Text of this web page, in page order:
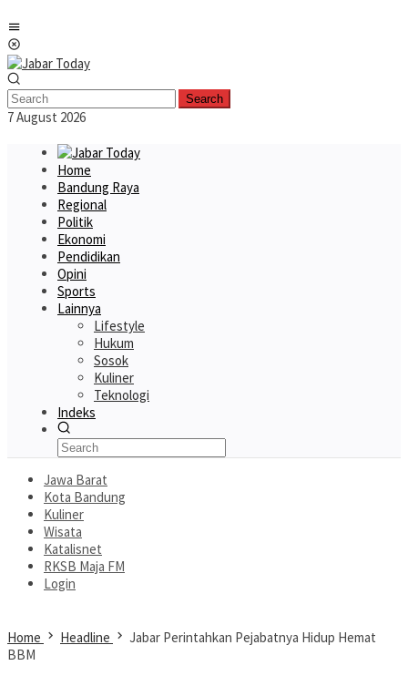
to
content
Search
7 August 2026
Home
Bandung Raya
Regional
Politik
Ekonomi
Pendidikan
Opini
Sports
Lainnya
Lifestyle
Hukum
Sosok
Kuliner
Teknologi
Indeks
Jawa Barat
Kota Bandung
Kuliner
Wisata
Katalisnet
RKSB Maja FM
Login
Home Headline
Jabar Perintahkan Pejabatnya Hidup Hemat
BBM